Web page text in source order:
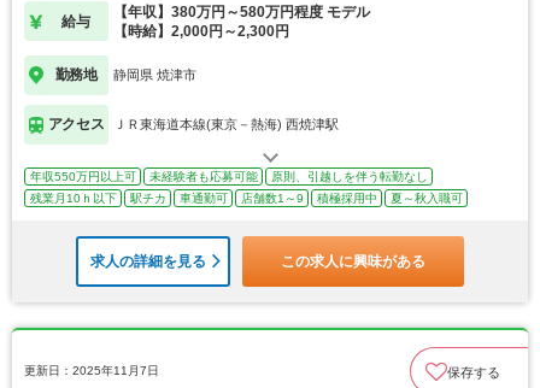
給与
【年収】380万円～580万円程度 モデル
【時給】2,000円～2,300円
勤務地 静岡県 焼津市
アクセス ＪＲ東海道本線(東京－熱海) 西焼津駅
年収550万円以上可 未経験者も応募可能
原則、引越しを伴う転勤なし
残業月10ｈ以下
駅チカ 車通勤可 店舗数1～9 積極採用中 夏～秋入職可
求人の詳細を見る この求人に興味がある
更新日：2025年11月7日 保存する